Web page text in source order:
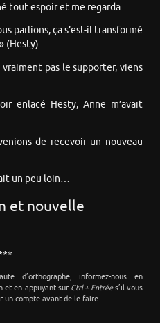
tout espoir et me regarda.
parlions, ça s’est-il transformé
(Hesty)
pas le supporter, viens
enlacé Hesty, Anne m’avait
de recevoir un nouveau
un peu loin…
et nouvelle
d’orthographe, informez-nous en
et en appuyant sur Ctrl + Entrées’il vous
un compte avant de le faire.